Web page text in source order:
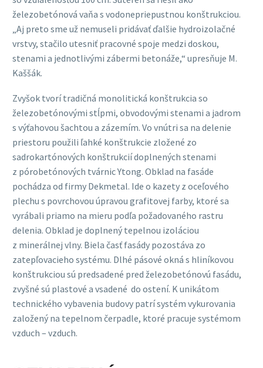
železobetónová vaňa s vodonepriepustnou konštrukciou.
„Aj preto sme už nemuseli pridávať ďalšie hydroizolačné
vrstvy, stačilo utesniť pracovné spoje medzi doskou,
stenami a jednotlivými zábermi betonáže,“ upresňuje M.
Kaššák.
Zvyšok tvorí tradičná monolitická konštrukcia so
železobetónovými stĺpmi, obvodovými stenami a jadrom
s výťahovou šachtou a zázemím. Vo vnútri sa na delenie
priestoru použili ľahké konštrukcie zložené zo
sadrokartónových konštrukcií doplnených stenami
z pórobetónových tvárnic Ytong. Obklad na fasáde
pochádza od firmy Dekmetal. Ide o kazety z oceľového
plechu s povrchovou úpravou grafitovej farby, ktoré sa
vyrábali priamo na mieru podľa požadovaného rastru
delenia. Obklad je doplnený tepelnou izoláciou
z minerálnej vlny. Biela časť fasády pozostáva zo
zatepľovacieho systému. Dlhé pásové okná s hliníkovou
konštrukciou sú predsadené pred železobetónovú fasádu,
zvyšné sú plastové a vsadené do ostení. K unikátom
technického vybavenia budovy patrí systém vykurovania
založený na tepelnom čerpadle, ktoré pracuje systémom
vzduch – vzduch.